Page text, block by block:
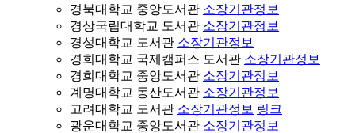
경북대학교 중앙도서관 소장기관정보
경상국립대학교 도서관 소장기관정보
경성대학교 도서관 소장기관정보
경희대학교 국제캠퍼스 도서관 소장기관정보
경희대학교 중앙도서관 소장기관정보
계명대학교 동산도서관 소장기관정보
고려대학교 도서관 소장기관정보 링크
광운대학교 중앙도서관 소장기관정보